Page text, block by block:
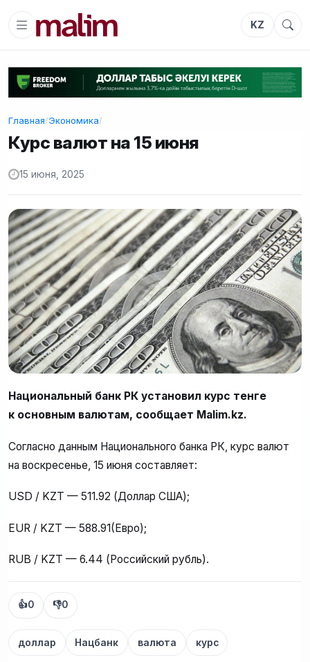
KZ
Главная/Экономика/
Курс валют на 15 июня
15 июня, 2025
Национальный банк РК установил курс тенге
к основным валютам, сообщает Malim.kz.
Согласно данным Национального банка РК, курс валют
на воскресенье, 15 июня составляет:
USD / KZT — 511.92 (Доллар США);
EUR / KZT — 588.91(Евро);
RUB / KZT — 6.44 (Российский рубль).
👍0 👎0
доллар Нацбанк валюта курс